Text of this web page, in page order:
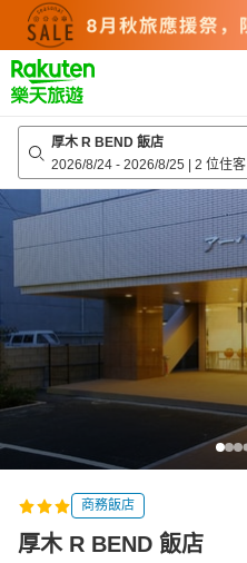
top
page
厚木 R BEND 飯店
2026/8/24 - 2026/8/25 | 2 位住客
商務飯店
厚木 R BEND 飯店